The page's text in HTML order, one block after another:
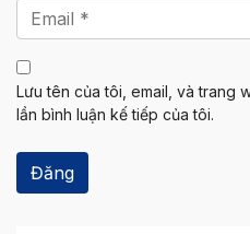
Lưu tên của tôi, email, và trang
lần bình luận kế tiếp của tôi.